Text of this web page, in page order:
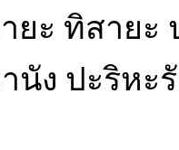
ยะ ทิสาย
ง ปะริหะ